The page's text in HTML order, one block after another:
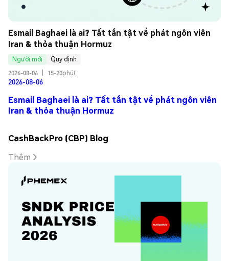
Esmail Baghaei là ai? Tất tần tật về phát ngôn viên
Iran & thỏa thuận Hormuz
Người mới
Quy định
2026-08-06
15-20phút
2026-08-06
Esmail Baghaei là ai? Tất tần tật về phát ngôn viên
Iran & thỏa thuận Hormuz
CashBackPro (CBP) Blog
Thêm